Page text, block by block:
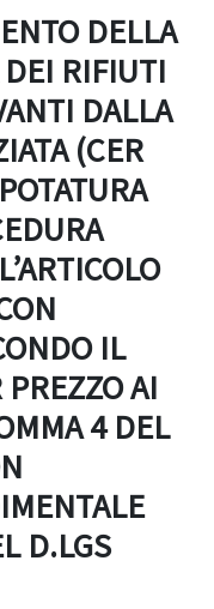
DELLA
RIFIUTI
DALLA
(CER
IL
AI
4 DEL
D.LGS